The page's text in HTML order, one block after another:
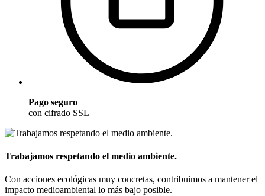
Pago seguro
con cifrado SSL
Trabajamos respetando el medio ambiente.
Con acciones ecológicas muy concretas, contribuimos a mantener el
impacto medioambiental lo más bajo posible.